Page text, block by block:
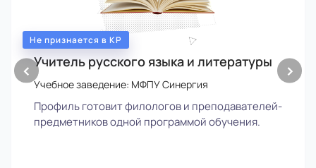
‹
Не признается в КР
Учитель русского языка и литературы
Учебное заведение: МФПУ Синергия
Профиль готовит филологов и преподавателей-
предметников одной программой обучения.
›